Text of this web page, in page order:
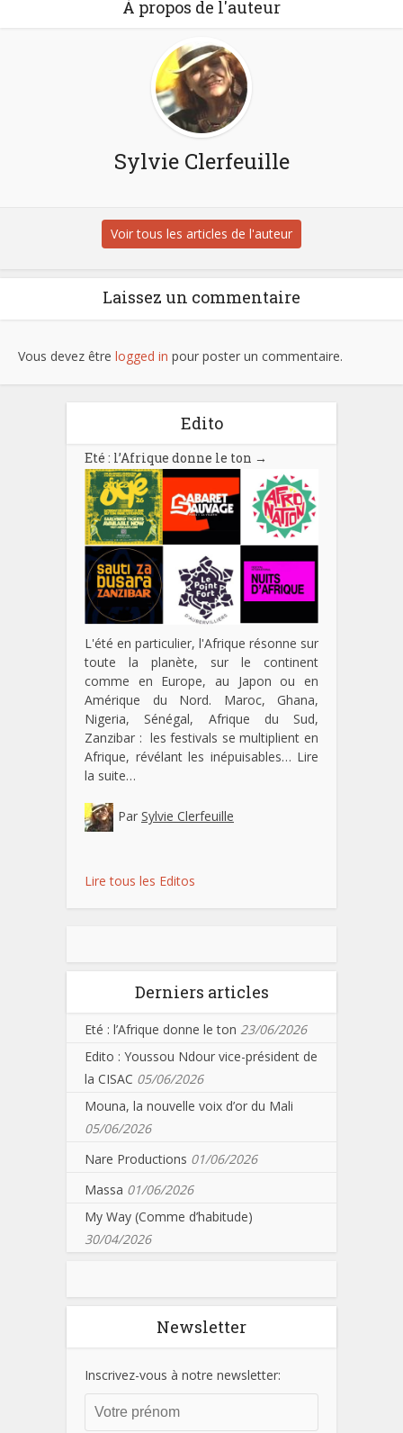
À propos de l'auteur
Sylvie Clerfeuille
Voir tous les articles de l'auteur
Laissez un commentaire
Vous devez être logged in pour poster un commentaire.
Edito
Eté : l’Afrique donne le ton →
L'été en particulier, l'Afrique résonne sur
toute la planète, sur le continent
comme en Europe, au Japon ou en
Amérique du Nord. Maroc, Ghana,
Nigeria, Sénégal, Afrique du Sud,
Zanzibar : les festivals se multiplient en
Afrique, révélant les inépuisables… Lire
la suite…
Par Sylvie Clerfeuille
Lire tous les Editos
Derniers articles
Eté : l’Afrique donne le ton 23/06/2026
Edito : Youssou Ndour vice-président de
la CISAC 05/06/2026
Mouna, la nouvelle voix d’or du Mali
05/06/2026
Nare Productions 01/06/2026
Massa 01/06/2026
My Way (Comme d’habitude)
30/04/2026
Newsletter
Inscrivez-vous à notre newsletter: